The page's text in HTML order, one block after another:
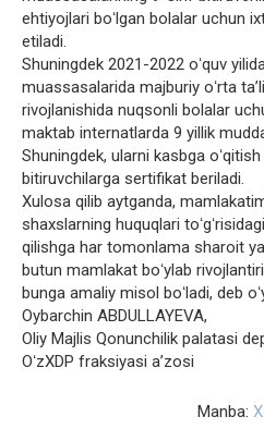
ehtiyojlari boʻlgan bolalar uchun
etiladi.
Shuningdek 2021-2022 oʻquv
muassasalarida majburiy oʻrta
rivojlanishida nuqsonli bolalar
maktab internatlarda 9 yillik
Shuningdek, ularni kasbga
bitiruvchilarga sertifikat beriladi.
Xulosa qilib aytganda,
shaxslarning huquqlari
qilishga har tomonlama sharoit
butun mamlakat boʻylab
bunga amaliy misol boʻladi, deb
Oybarchin ABDULLAYEVA,
Oliy Majlis Qonunchilik palatasi
OʻzXDP fraksiyasi aʼzosi
Manba: